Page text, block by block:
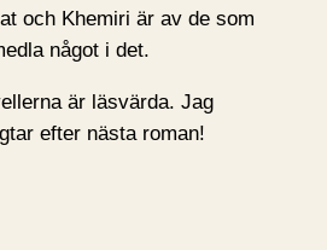
och Khemiri är av de som
något i det.
är läsvärda. Jag
efter nästa roman!